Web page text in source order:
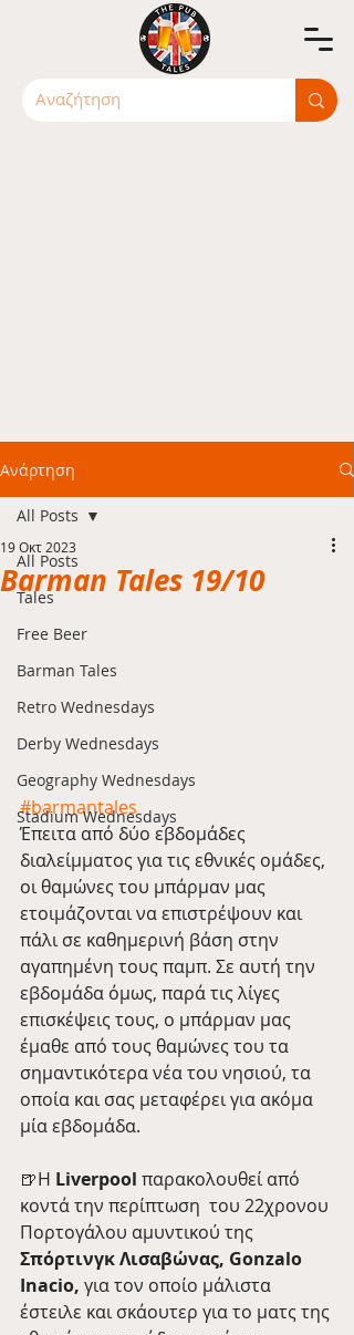
Ανάρτηση
All Posts
Tales
Free Beer
Barman Tales
Retro Wednesdays
Derby Wednesdays
Geography Wednesdays
Stadium Wednesdays
All Posts
Barman Tales 19/10
19 Οκτ 2023
#barmantales
Έπειτα από δύο εβδομάδες
διαλείμματος για τις εθνικές ομάδες,
οι θαμώνες του μπάρμαν μας
ετοιμάζονται να επιστρέψουν και
πάλι σε καθημερινή βάση στην
αγαπημένη τους παμπ. Σε αυτή την
εβδομάδα όμως, παρά τις λίγες
επισκέψεις τους, ο μπάρμαν μας
έμαθε από τους θαμώνες του τα
σημαντικότερα νέα του νησιού, τα
οποία και σας μεταφέρει για ακόμα
μία εβδομάδα.
🍺Η Liverpool παρακολουθεί από
κοντά την περίπτωση  του 22χρονου
Πορτογάλου αμυντικού της
Σπόρτινγκ Λισαβώνας, Gonzalo
Inacio, για τον οποίο μάλιστα
έστειλε και σκάουτερ για το ματς της